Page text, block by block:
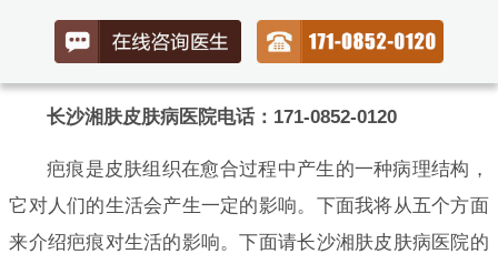
长沙湘肤皮肤病医院电话：171-0852-0120
疤痕是皮肤组织在愈合过程中产生的一种病理结构，
它对人们的生活会产生一定的影响。下面我将从五个方面
来介绍疤痕对生活的影响。下面请长沙湘肤皮肤病医院的